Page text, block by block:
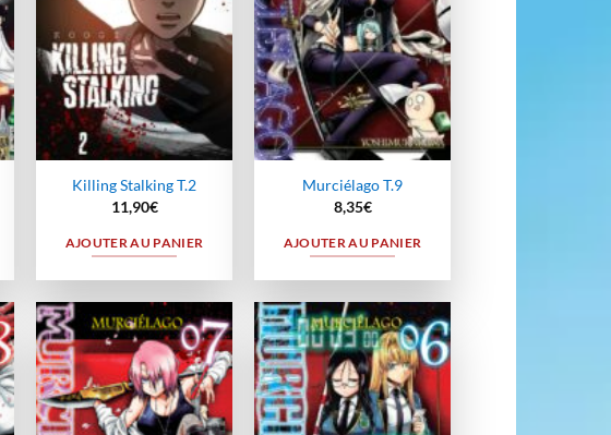
Killing Stalking T.2
11,90€
AJOUTER AU PANIER
Murciélago T.9
8,35€
AJOUTER AU PANIER
Ajouter
à la
wishlist
Ajouter
à la
wishlist